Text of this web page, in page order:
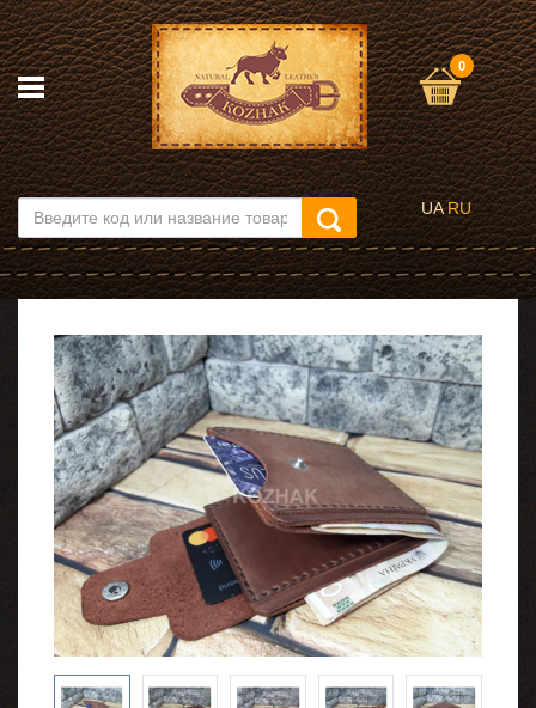
0
UA RU